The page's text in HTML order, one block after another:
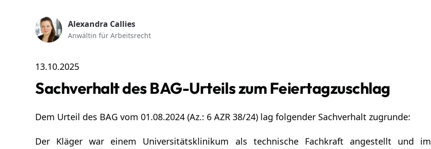
Alexandra Callies
Anwältin für Arbeitsrecht
13.10.2025
Sachverhalt des BAG-Urteils zum Feiertagzuschlag
Dem Urteil des BAG vom 01.08.2024 (Az.: 6 AZR 38/24) lag folgender Sachverhalt zugrunde:
Der Kläger war einem Universitätsklinikum als technische Fachkraft angestellt und im